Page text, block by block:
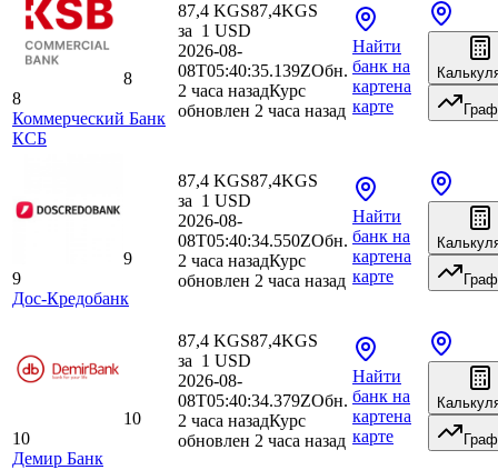
8
8
Коммерческий Банк
КСБ
87,4 KGS87,4KGS
за 1 USD
2026-08-
08T05:40:35.139ZОбн.
2 часа назадКурс
обновлен 2 часа назад
Найти
банк на
картена
карте
9
9
Дос-Кредобанк
87,4 KGS87,4KGS
за 1 USD
2026-08-
08T05:40:34.550ZОбн.
2 часа назадКурс
обновлен 2 часа назад
Найти
банк на
картена
карте
10
10
Демир Банк
87,4 KGS87,4KGS
за 1 USD
2026-08-
08T05:40:34.379ZОбн.
2 часа назадКурс
обновлен 2 часа назад
Найти
банк на
картена
карте